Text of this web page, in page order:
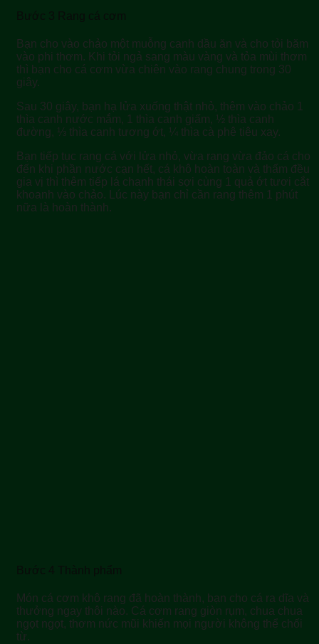
Bước 3 Rang cá cơm
Bạn cho vào chảo một muỗng canh dầu ăn và cho tỏi băm
vào phi thơm. Khi tỏi ngả sang màu vàng và tỏa mùi thơm
thì bạn cho cá cơm vừa chiên vào rang chung trong 30
giây.
Sau 30 giây, bạn hạ lửa xuống thật nhỏ, thêm vào chảo 1
thìa canh nước mắm, 1 thìa canh giấm, ½ thìa canh
đường, ⅓ thìa canh tương ớt, ¼ thìa cà phê tiêu xay.
Bạn tiếp tục rang cá với lửa nhỏ, vừa rang vừa đảo cá cho
đến khi phần nước cạn hết, cá khô hoàn toàn và thấm đều
gia vị thì thêm tiếp lá chanh thái sợi cùng 1 quả ớt tươi cắt
khoanh vào chảo. Lúc này bạn chỉ cần rang thêm 1 phút
nữa là hoàn thành.
Bước 4 Thành phẩm
Món cá cơm khô rang đã hoàn thành, bạn cho cá ra dĩa và
thưởng ngay thôi nào. Cá cơm rang giòn rụm, chua chua
ngọt ngọt, thơm nức mũi khiến mọi người không thể chối
từ.